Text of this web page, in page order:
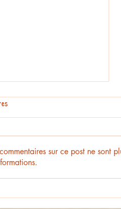
en clip !
sur ce post ne sont